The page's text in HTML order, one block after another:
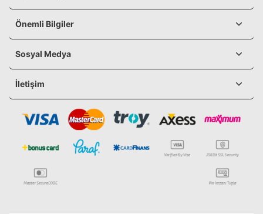
Önemli Bilgiler
Sosyal Medya
İletişim